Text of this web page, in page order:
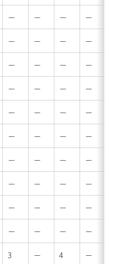
－ － － －
－ － － －
－ － － －
－ － － －
－ － － －
－ － － －
－ － － －
－ － － －
－ － － －
－ － － －
3 － 4 －